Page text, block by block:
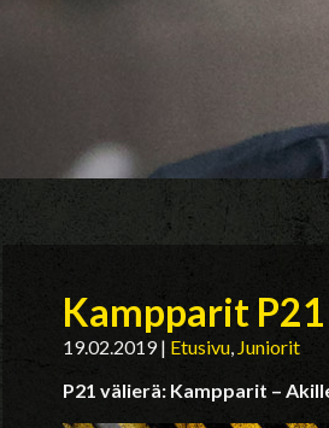
Kampparit
19.02.2019| Etusivu, Juniorit
P21 välierä: Kampparit –